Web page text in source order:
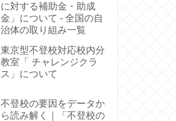
に対する補助金・助成
金」について - 全国の自
治体の取り組み一覧
東京型不登校対応校内分
教室「 チャレンジクラ
ス」について
不登校の要因をデータか
ら読み解く｜「不登校の